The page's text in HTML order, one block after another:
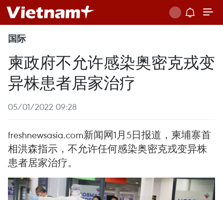
国际
柬政府不允许感染奥密克戎变
异株患者居家治疗
05/01/2022 09:28
freshnewsasia.com新闻网1月5日报道，柬埔寨首
相洪森指示，不允许任何感染奥密克戎变异株
患者居家治疗。